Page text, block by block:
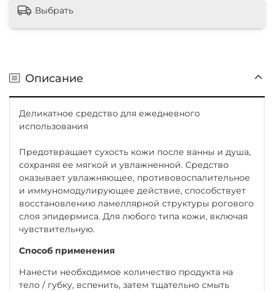
Выбрать
Описание
Деликатное средство для ежедневного
использования
Предотвращает сухость кожи после ванны и душа,
сохраняя ее мягкой и увлажненной. Средство
оказывает увлажняющее, противовоспалительное
и иммуномодулирующее действие, способствует
восстановлению ламеллярной структуры рогового
слоя эпидермиса. Для любого типа кожи, включая
чувствительную.
Способ применения
Нанести необходимое количество продукта на
тело / губку, вспенить, затем тщательно смыть